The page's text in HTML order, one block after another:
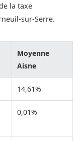
la taxe
sur-Serre.
Moyenne
Aisne
14,61%
0,01%